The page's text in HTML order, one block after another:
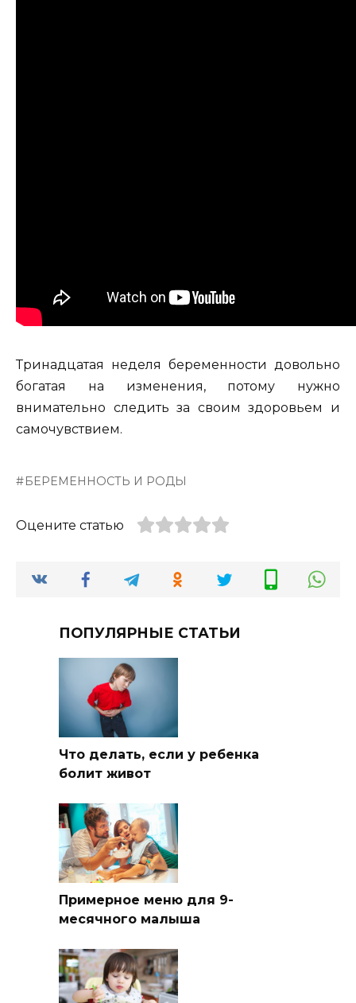
Тринадцатая неделя беременности довольно
богатая на изменения, потому нужно
внимательно следить за своим здоровьем и
самочувствием.
БЕРЕМЕННОСТЬ И РОДЫ
Оцените статью
ПОПУЛЯРНЫЕ СТАТЬИ
Что делать, если у ребенка
болит живот
Примерное меню для 9-
месячного малыша